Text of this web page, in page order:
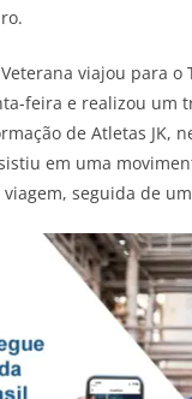
viajou para o
feira e realizou um
de Atletas JK,
em uma
seguida de